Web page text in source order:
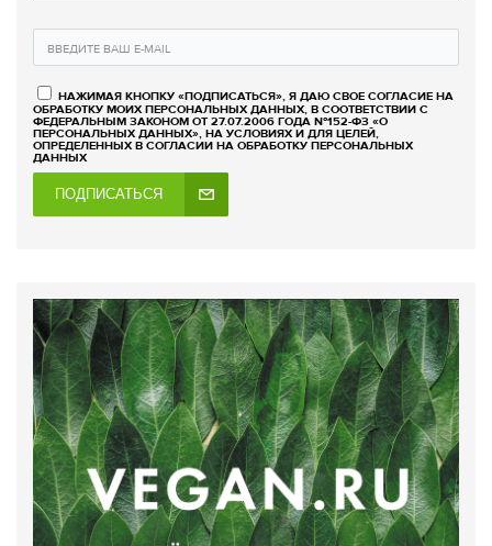
НАЖИМАЯ КНОПКУ «ПОДПИСАТЬСЯ», Я ДАЮ СВОЕ СОГЛАСИЕ НА
ОБРАБОТКУ МОИХ ПЕРСОНАЛЬНЫХ ДАННЫХ, В СООТВЕТСТВИИ С
ФЕДЕРАЛЬНЫМ ЗАКОНОМ ОТ 27.07.2006 ГОДА №152-ФЗ «О
ПЕРСОНАЛЬНЫХ ДАННЫХ», НА УСЛОВИЯХ И ДЛЯ ЦЕЛЕЙ,
ОПРЕДЕЛЕННЫХ В СОГЛАСИИ НА ОБРАБОТКУ ПЕРСОНАЛЬНЫХ
ДАННЫХ
ПОДПИСАТЬСЯ